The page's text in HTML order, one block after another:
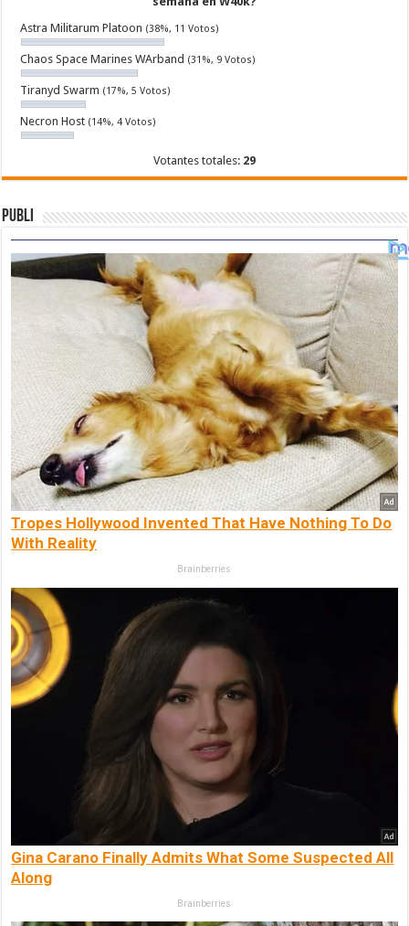
Astra Militarum Platoon (38%, 11 Votos)
Chaos Space Marines WArband (31%, 9 Votos)
Tiranyd Swarm (17%, 5 Votos)
Necron Host (14%, 4 Votos)
Votantes totales: 29
Publi
Tropes Hollywood Invented That Have Nothing To Do
With Reality
Brainberries
Gina Carano Finally Admits What Some Suspected All
Along
Brainberries